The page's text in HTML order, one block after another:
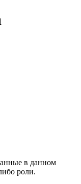
в данном
роли.